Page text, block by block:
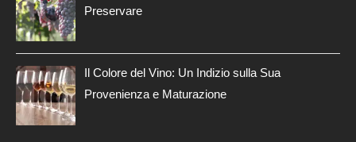
Preservare
Il Colore del Vino: Un Indizio sulla Sua
Provenienza e Maturazione